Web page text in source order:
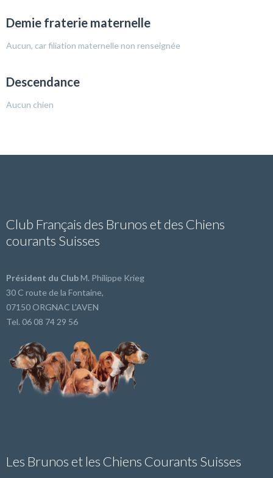
Demie fraterie maternelle
Aucun, car filiation maternelle non renseignée
Descendance
Aucun chien
Club Français des Brunos et des Chiens
courants Suisses
Président du ClubM. Philippe Krieg
30 C route de la Fontaine,
07150 ORGNAC L'AVEN
Tel. 06 08 74 29 56
Les Brunos et les Chiens Courants Suisses